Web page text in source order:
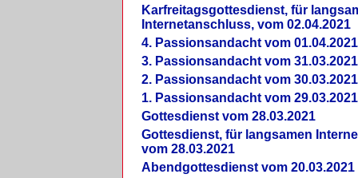
Karfreitagsgottesdienst, für
Internetanschluss, vom 02.04.2021
4. Passionsandacht vom 01.04.2021
3. Passionsandacht vom 31.03.2021
2. Passionsandacht vom 30.03.2021
1. Passionsandacht vom 29.03.2021
Gottesdienst vom 28.03.2021
Gottesdienst, für langsamen
vom 28.03.2021
Abendgottesdienst vom 20.03.2021